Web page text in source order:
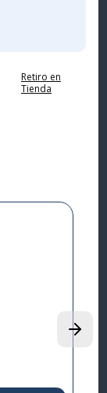
Retiro en
Tienda